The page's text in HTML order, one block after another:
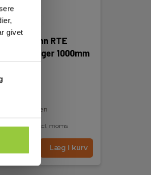
givet
Sauermann RTE
1000mm
på lager igen
DKK Excl. moms
Læg i kurv